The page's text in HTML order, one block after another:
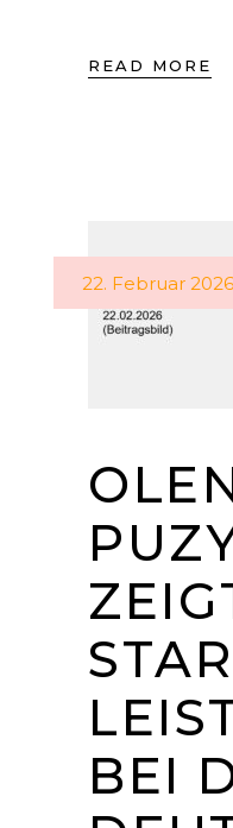
READ MORE
22. Februar 2026
BEI